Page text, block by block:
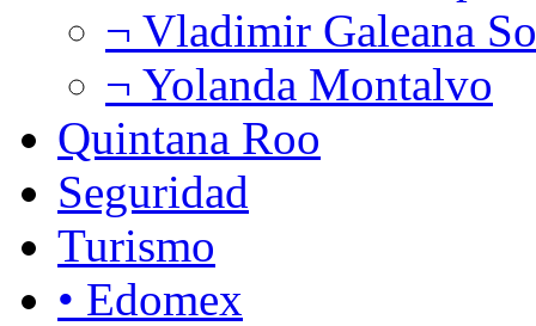
¬ Vladimir Galeana
¬ Yolanda Montalvo
Quintana Roo
Seguridad
Turismo
• Edomex